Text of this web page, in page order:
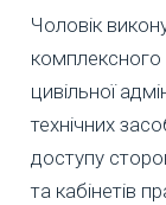
Чоловік
комплексного
цивільної
технічних
доступу
та кабінетів